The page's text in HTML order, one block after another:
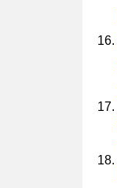
16.
17.
18.